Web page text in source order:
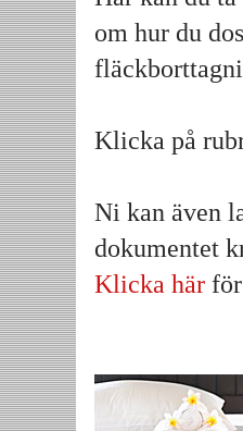
om hur du
Klicka på
Ni kan även
dokumentet
Klicka här